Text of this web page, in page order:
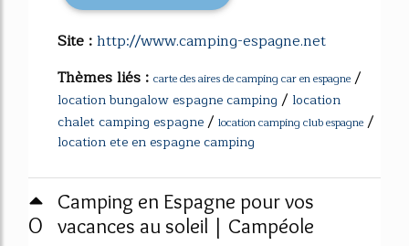
Site :http://www.camping-espagne.net
Thèmes liés : carte des aires de camping car en espagne /
location bungalow espagne camping / location
chalet camping espagne/ location camping club espagne /
location ete en espagne camping
0
Camping en Espagne pour vos
vacances au soleil | Campéole